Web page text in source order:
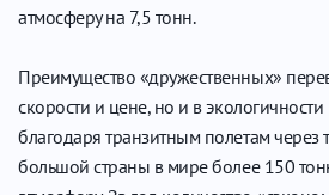
атмосферу на 7,5 тонн.
Преимущество «дружественных»
скорости и цене, но и в
благодаря транзитным полетам
большой страны в мире более 150